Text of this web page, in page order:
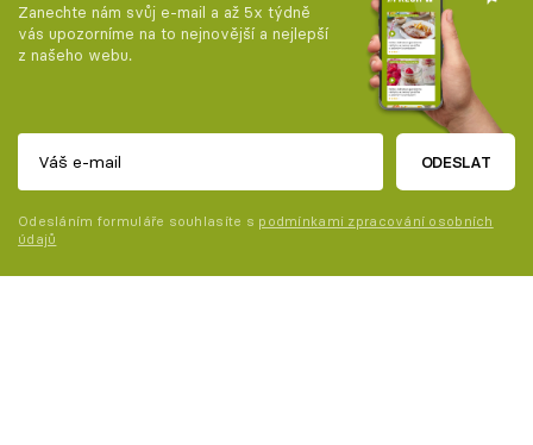
Zanechte nám svůj e-mail a až 5x týdně
vás upozorníme na to nejnovější a nejlepší
z našeho webu.
ODESLAT
Odesláním formuláře souhlasíte s podmínkami zpracování osobních
údajů